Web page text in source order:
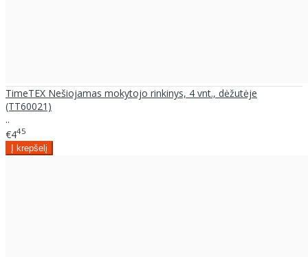
TimeTEX Nešiojamas mokytojo rinkinys, 4 vnt., dėžutėje
(TT60021)
..
€445